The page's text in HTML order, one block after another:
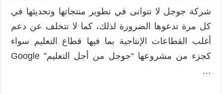
شركة جوجل لا تتوانى في تطوير منتجاتها وتحديثها في
كل مرة تدعوها الضرورة لذلك، كما لا تتخلف عن دعم
أغلب القطاعات الإنتاجية بما فيها قطاع التعليم سواء
كجزء من مشروعها “جوجل من أجل التعليم” Google
…